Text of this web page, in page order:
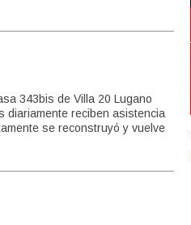
343bis de Villa 20 Lugano
diariamente reciben asistencia
se reconstruyó y vuelve
EL HAMBRE LA POBREZA Y EL AJUSTE